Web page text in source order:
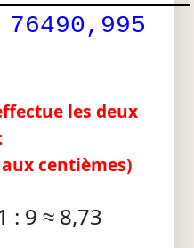
76490,995
les deux
centièmes)
: 9 ≈ 8,73